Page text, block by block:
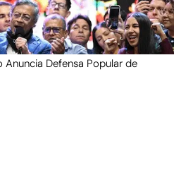
Defensa Popular de